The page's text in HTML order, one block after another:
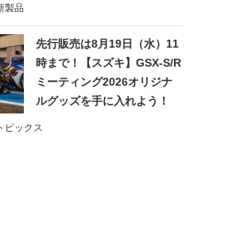
製品
先行販売は8月19日（水）11
時まで！【スズキ】GSX-S/R
ミーティング2026オリジナ
ルグッズを手に入れよう！
ピックス